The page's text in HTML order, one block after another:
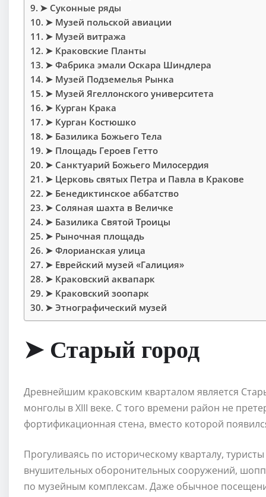
➤ Суконные ряды
➤ Музей польской авиации
➤ Музей витража
➤ Краковские Планты
➤ Фабрика эмали Оскара Шиндлера
➤ Музей Подземелья Рынка
➤ Музей Ягеллонского университета
➤ Курган Крака
➤ Курган Костюшко
➤ Базилика Божьего Тела
➤ Площадь Героев Гетто
➤ Санктуарий Божьего Милосердия
➤ Церковь святых Петра и Павла в Кракове
➤ Бенедиктинское аббатство
➤ Соляная шахта в Величке
➤ Базилика Святой Троицы
➤ Рыночная площадь
➤ Флорианская улица
➤ Еврейский музей «Галиция»
➤ Краковский аквапарк
➤ Краковский зоопарк
➤ Этнографический музей
➤ Старый город
Древнейшим краковским кварталом является
монголы в XIII веке. С того времени район не
фортификационная стена, вместо которой
Прогуливаясь по историческому кварталу,
внушительных оборонительных сооружений,
по музейным комплексам. Даже обычное